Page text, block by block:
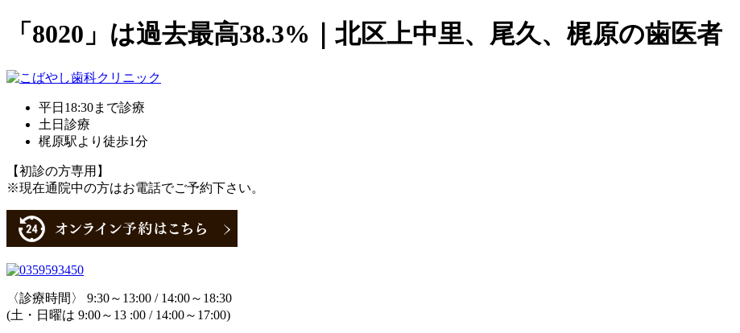
「8020」は過去最高38.3%｜北区上中里、尾久、梶原の歯医者
平日18:30まで診療
土日診療
梶原駅より徒歩1分
【初診の方専用】
※現在通院中の方はお電話でご予約下さい。
〈診療時間〉 9:30～13:00 / 14:00～18:30
(土・日曜は 9:00～13 :00 / 14:00～17:00)